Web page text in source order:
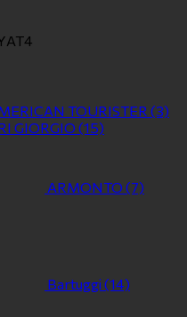
ΑΤ4
TOURISTER (3)
GIORGIO (15)
ARMONTO (7)
Bartuggi (14)